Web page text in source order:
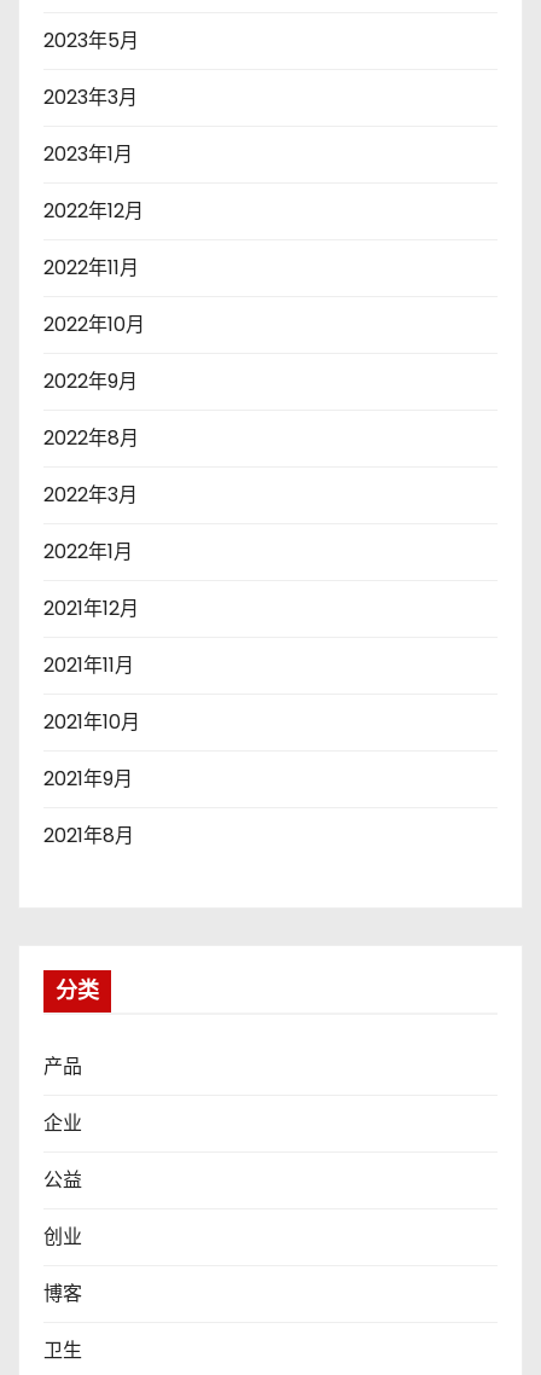
2023年5月
2023年3月
2023年1月
2022年12月
2022年11月
2022年10月
2022年9月
2022年8月
2022年3月
2022年1月
2021年12月
2021年11月
2021年10月
2021年9月
2021年8月
分类
产品
企业
公益
创业
博客
卫生